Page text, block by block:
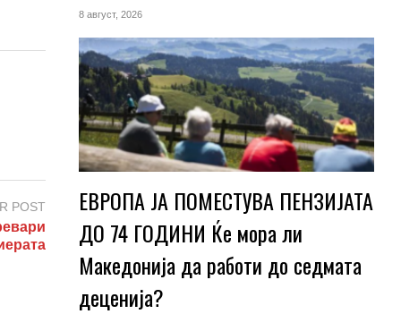
POST
8 август, 2026
ЕВРОПА ЈА ПОМЕСТУВА ПЕНЗИЈАТА
ДО 74 ГОДИНИ Ќе мора ли
Македонија да работи до седмата
деценија?